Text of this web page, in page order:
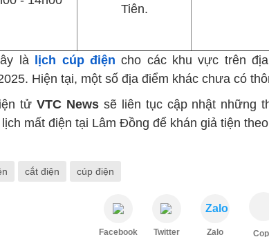
Tiên.
là lịch cúp điện cho các khu vực trên
Hiện tại, một số địa điểm khác chưa có
tử VTC Newssẽ liên tục cập nhật những
mất điện tại Lâm Đồng để khán giả tiện
cắt điện cúp điện
Facebook Twitter
Zalo
Zalo